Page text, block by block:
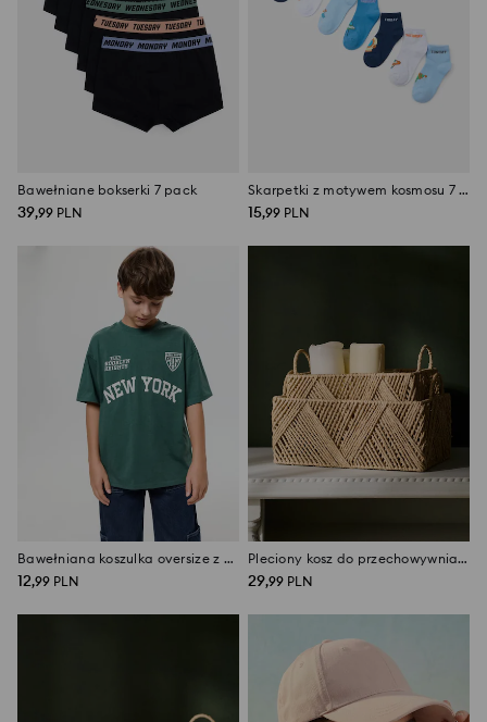
Bawełniane bokserki 7 pack
39,99 PLN
Skarpetki z motywem kosmosu 7 pack
15,99 PLN
Bawełniana koszulka oversize z napisem New York
12,99 PLN
Pleciony kosz do przechowywnia z uchwytami
29,99 PLN